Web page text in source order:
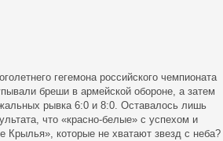
гегемона российского чемпионата
бреши в армейской обороне, а затем
рывка 6:0 и 8:0. Оставалось лишь
что «красно-белые» с успехом и
Крылья», которые не хватают звезд с неба?